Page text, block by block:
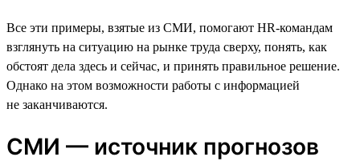
Все эти примеры, взятые из СМИ, помогают HR-командам
взглянуть на ситуацию на рынке труда сверху, понять, как
обстоят дела здесь и сейчас, и принять правильное решение.
Однако на этом возможности работы с информацией
не заканчиваются.
СМИ — источник прогнозов